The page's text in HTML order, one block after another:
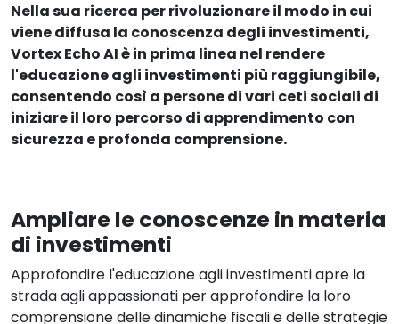
Nella sua ricerca per rivoluzionare il modo in cui
viene diffusa la conoscenza degli investimenti,
Vortex Echo AI è in prima linea nel rendere
l'educazione agli investimenti più raggiungibile,
consentendo così a persone di vari ceti sociali di
iniziare il loro percorso di apprendimento con
sicurezza e profonda comprensione.
Ampliare le conoscenze in materia
di investimenti
Approfondire l'educazione agli investimenti apre la
strada agli appassionati per approfondire la loro
comprensione delle dinamiche fiscali e delle strategie